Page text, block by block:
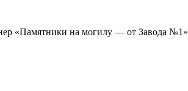
«Памятники на могилу — от Завода №1»